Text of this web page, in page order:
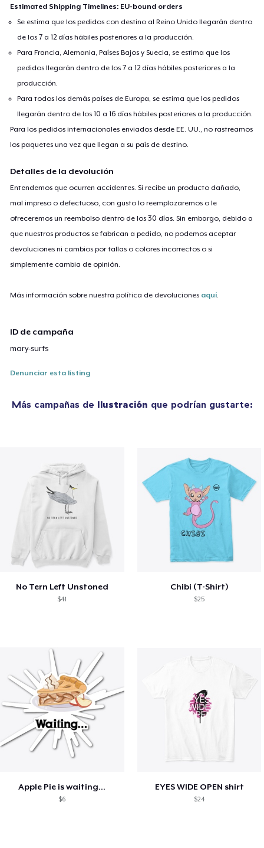
Estimated Shipping Timelines: EU-bound orders
Se estima que los pedidos con destino al Reino Unido llegarán dentro
de los 7 a 12 días hábiles posteriores a la producción.
Para Francia, Alemania, Países Bajos y Suecia, se estima que los
pedidos llegarán dentro de los 7 a 12 días hábiles posteriores a la
producción.
Para todos los demás países de Europa, se estima que los pedidos
llegarán dentro de los 10 a 16 días hábiles posteriores a la producción.
Para los pedidos internacionales enviados desde EE. UU., no rastreamos
los paquetes una vez que llegan a su país de destino.
Detalles de la devolución
Entendemos que ocurren accidentes. Si recibe un producto dañado,
mal impreso o defectuoso, con gusto lo reemplazaremos o le
ofreceremos un reembolso dentro de los 30 días. Sin embargo, debido a
que nuestros productos se fabrican a pedido, no podemos aceptar
devoluciones ni cambios por tallas o colores incorrectos o si
simplemente cambia de opinión.
Más información sobre nuestra política de devoluciones aquí.
ID de campaña
mary-surfs
Denunciar esta listing
Más campañas de Ilustración que podrían gustarte:
No Tern Left Unstoned
$41
Chibi (T-Shirt)
$25
Apple Pie is waiting...
$6
EYES WIDE OPEN shirt
$24